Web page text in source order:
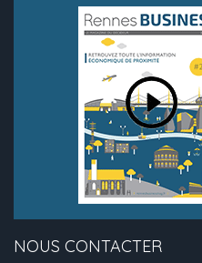
NOUS CONTACTER